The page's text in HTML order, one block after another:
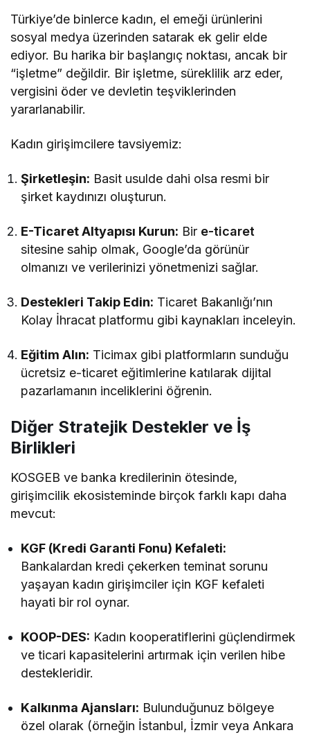
Türkiye’de binlerce kadın, el emeği ürünlerini
sosyal medya üzerinden satarak ek gelir elde
ediyor. Bu harika bir başlangıç noktası, ancak bir
“işletme” değildir. Bir işletme, süreklilik arz eder,
vergisini öder ve devletin teşviklerinden
yararlanabilir.
Kadın girişimcilere tavsiyemiz:
Şirketleşin: Basit usulde dahi olsa resmi bir
şirket kaydınızı oluşturun.
E-Ticaret Altyapısı Kurun: Bir e-ticaret
sitesine sahip olmak, Google’da görünür
olmanızı ve verilerinizi yönetmenizi sağlar.
Destekleri Takip Edin: Ticaret Bakanlığı’nın
Kolay İhracat platformu gibi kaynakları inceleyin.
Eğitim Alın: Ticimax gibi platformların sunduğu
ücretsiz e-ticaret eğitimlerine katılarak dijital
pazarlamanın inceliklerini öğrenin.
Diğer Stratejik Destekler ve İş
Birlikleri
KOSGEB ve banka kredilerinin ötesinde,
girişimcilik ekosisteminde birçok farklı kapı daha
mevcut:
KGF (Kredi Garanti Fonu) Kefaleti:
Bankalardan kredi çekerken teminat sorunu
yaşayan kadın girişimciler için KGF kefaleti
hayati bir rol oynar.
KOOP-DES: Kadın kooperatiflerini güçlendirmek
ve ticari kapasitelerini artırmak için verilen hibe
destekleridir.
Kalkınma Ajansları: Bulunduğunuz bölgeye
özel olarak (örneğin İstanbul, İzmir veya Ankara